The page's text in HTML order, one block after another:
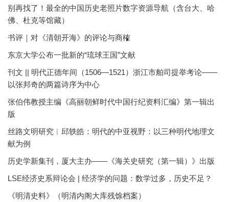
别再找了！最全的中国历史老照片数字资源导航（含台大、哈
佛、杜克等馆藏）
书评｜对《清朝开海》的评论与商榷
东京大学公布一批新的“琉球王国”文献
刊文 || 明代正德年间（1506—1521）浙江市舶司提举考论——
以张邦奇的两篇诗序为中心
张伯伟教授主编《高丽朝鲜时代中国行纪资料汇编》第一辑出
版
丝路文明研究︱邱轶皓：明代的中亚视野：以三种明代地理文
献为例
历史学新集刊，厦大主办——《海关史研究（第一辑）》出版
LSE经济史系辩论会 | 经济学的问题：数学过多，历史不足？
《明清史料》（明清内阁大库残馀档案）